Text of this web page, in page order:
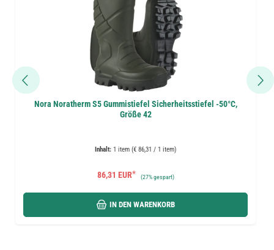
Nora Noratherm S5 Gummistiefel Sicherheitsstiefel -50°C,
Größe 42
Inhalt: 1 item (€ 86,31 / 1 item)
86,31 EUR* (27%gespart)
IN DEN WARENKORB